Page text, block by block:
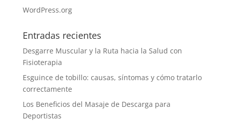
WordPress.org
Entradas recientes
Desgarre Muscular y la Ruta hacia la Salud con
Fisioterapia
Esguince de tobillo: causas, síntomas y cómo tratarlo
correctamente
Los Beneficios del Masaje de Descarga para
Deportistas